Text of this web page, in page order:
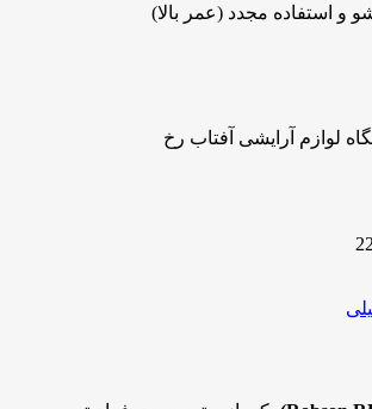
استفاده مجدد (عمر بالا)
لوازم آرایشی آفتاب رخ